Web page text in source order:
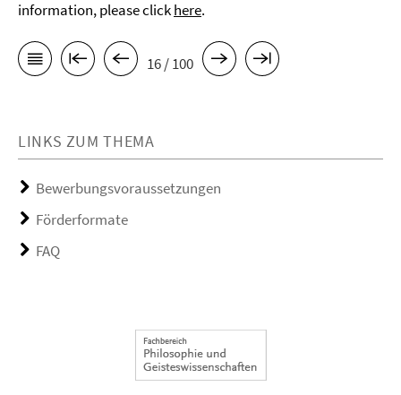
information, please clickhere.
16 / 100
LINKS ZUM THEMA
Bewerbungsvoraussetzungen
Förderformate
FAQ